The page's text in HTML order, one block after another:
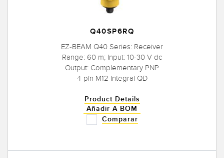
Q40SP6RQ
EZ-BEAM Q40 Series: Receiver
Range: 60 m; Input: 10-30 V dc
Output: Complementary PNP
4-pin M12 Integral QD
Product Details
Añadir A BOM
Comparar